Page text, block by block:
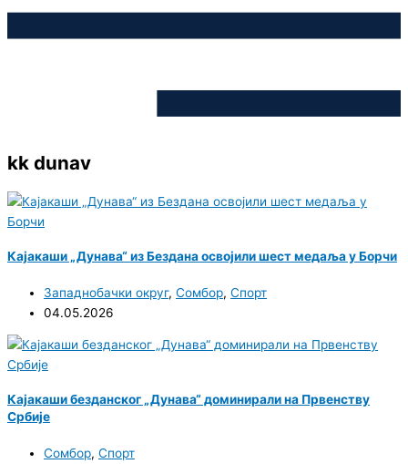
kk dunav
Кајакаши „Дунава“ из Бездана освојили шест медаља у Борчи
Западнобачки округ, Сомбор, Спорт
04.05.2026
Кајакаши безданског „Дунава“ доминирали на Првенству
Србије
Сомбор, Спорт